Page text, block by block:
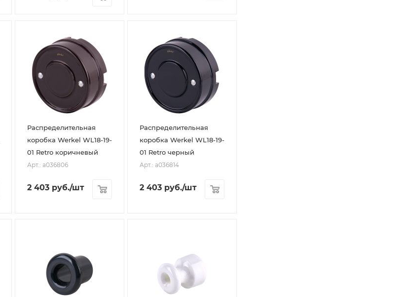
Распределительная
коробка Werkel WL18-19-
01 Retro коричневый
Арт.: a036806
2 403 руб./шт
Распределительная
коробка Werkel WL18-19-
01 Retro черный
Арт.: a036814
2 403 руб./шт